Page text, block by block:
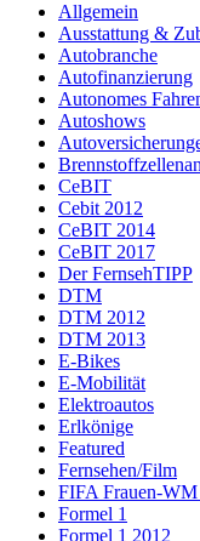
Allgemein
Ausstattung &
Autobranche
Autofinanzierung
Autonomes
Autoshows
CeBIT
Cebit 2012
CeBIT 2014
CeBIT 2017
Der FernsehTIPP
DTM
DTM 2012
DTM 2013
E-Bikes
E-Mobilität
Elektroautos
Erlkönige
Featured
Fernsehen/Film
FIFA Frauen-WM
Formel 1
Formel 1 2012